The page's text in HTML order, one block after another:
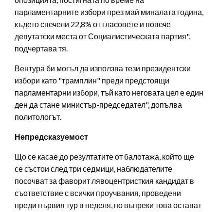
парламентарните избори през май миналата година,
където спечели 22,8% от гласовете и повече
депутатски места от Социалистическата партия",
подчертава тя.
Вентура би могъл да използва тези президентски
избори като "трамплин" преди предстоящи
парламентарни избори, тъй като неговата цел е един
ден да стане министър-председател", допълва
политологът.
Непредсказуемост
Що се касае до резултатите от балотажа, който ще
се състои след три седмици, наблюдателите
посочват за фаворит лявоцентристкия кандидат в
съответствие с всички проучвания, проведени
преди първия тур в неделя, но въпреки това остават